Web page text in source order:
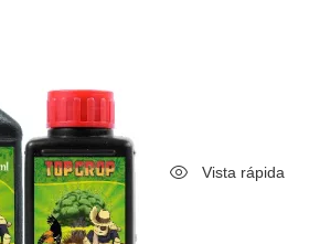
Vista rápida